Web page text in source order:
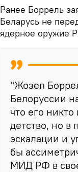
Ранее Боррель
Беларусь не
ядерное оружие
"Жозеп
Белоруссии
что его
детство, но в
эскалации и
бы
МИД РФ в